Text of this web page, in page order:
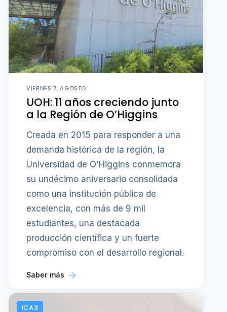
VIERNES 7, AGOSTO
UOH: 11 años creciendo junto
a la Región de O’Higgins
Creada en 2015 para responder a una
demanda histórica de la región, la
Universidad de O'Higgins conmemora
su undécimo aniversario consolidada
como una institución pública de
excelencia, con más de 9 mil
estudiantes, una destacada
producción científica y un fuerte
compromiso con el desarrollo regional.
Saber más
ICA3